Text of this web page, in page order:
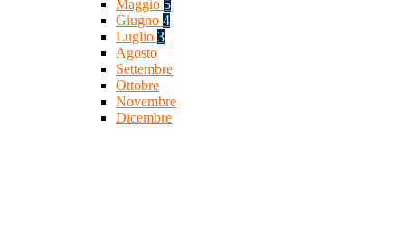
Maggio 5
Giugno 4
Luglio 3
Agosto
Settembre
Ottobre
Novembre
Dicembre